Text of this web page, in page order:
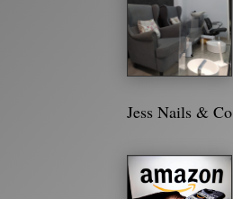
Jess Nails & Co